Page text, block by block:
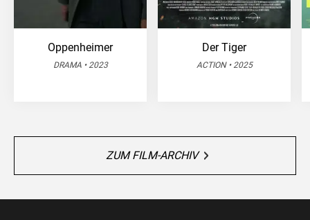
Oppenheimer
DRAMA • 2023
Der Tiger
ACTION • 2025
ZUM FILM-ARCHIV